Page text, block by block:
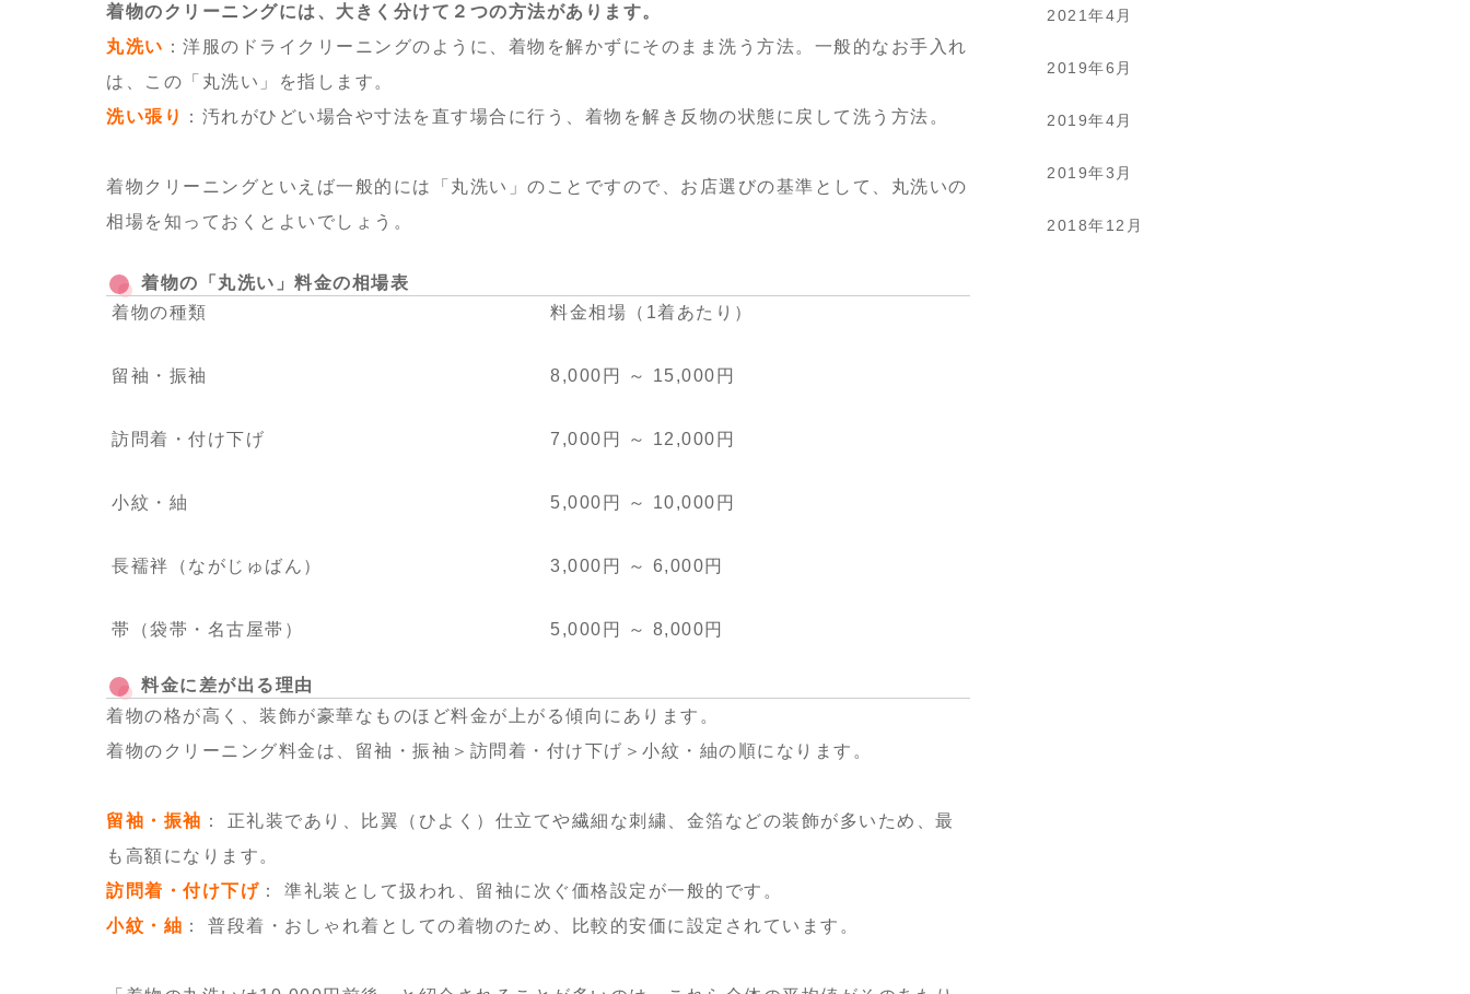
着物のクリーニングには、大きく分けて２つの方法があります。
丸洗い ：洋服のドライクリーニングのように、着物を解かずにそのまま洗う方法。一般的なお手入れ
は、この「丸洗い」を指します。
洗い張り
：汚れがひどい場合や寸法を直す場合に行う、着物を解き反物の状態に戻して洗う方法。
着物クリーニングといえば一般的には「丸洗い」のことですので、お店選びの基準として、丸洗いの
相場を知っておくとよいでしょう。
着物の「丸洗い」料金の相場表
着物の種類
料金相場（ 1着あたり）
留袖・振袖 8,000円 ～ 15,000円
訪問着・付け下げ 7,000円 ～ 12,000円
小紋・紬 5,000円 ～ 10,000円
長襦袢（ながじゅばん） 3,000円 ～ 6,000円
帯（袋帯・名古屋帯） 5,000円 ～ 8,000円
料金に差が出る理由
着物の格が高く、装飾が豪華なものほど料金が上がる傾向にあります。
着物のクリーニング料金は、留袖・振袖＞訪問着・付け下げ＞小紋・紬の順になります。
留袖・振袖 ： 正礼装であり、比翼（ひよく）仕立てや繊細な刺繍、金箔などの装飾が多いため、最
も高額になります。
訪問着・付け下げ ： 準礼装として扱われ、留袖に次ぐ価格設定が一般的です。
小紋・紬 ： 普段着・おしゃれ着としての着物のため、比較的安価に設定されています。
2021年4月
2019年6月
2019年4月
2019年3月
2018年12月